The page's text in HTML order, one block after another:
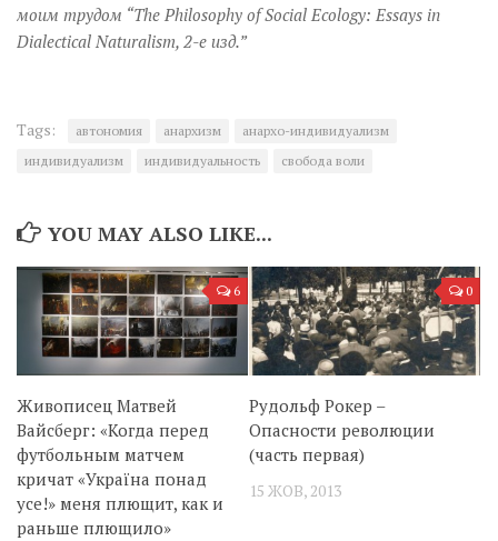
моим трудом “The Philosophy of Social Ecology: Essays in
Dialectical Naturalism, 2-е изд.”
Tags: автономия анархизм
анархо-индивидуализм
индивидуализм
индивидуальность свобода воли
YOU MAY ALSO LIKE...
6
Живописец Матвей
Вайсберг: «Когда перед
футбольным матчем
кричат «Україна понад
усе!» меня плющит, как и
раньше плющило»
0
Рудольф Рокер –
Опасности революции
(часть первая)
15 ЖОВ, 2013